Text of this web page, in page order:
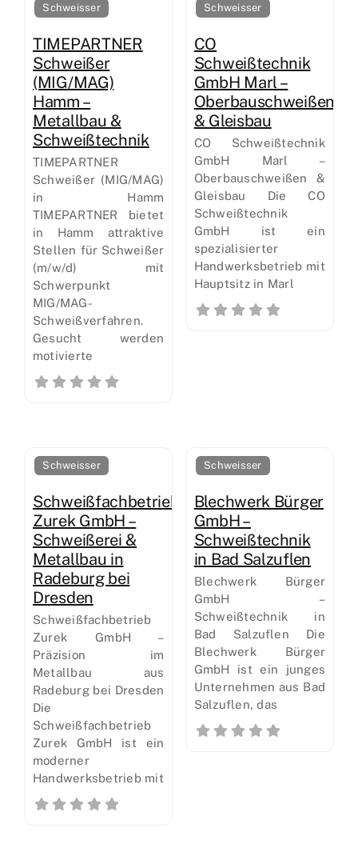
Schweisser
TIMEPARTNER
Schweißer
(MIG/MAG)
Hamm –
Metallbau &
Schweißtechnik
TIMEPARTNER
Schweißer (MIG/MAG)
in Hamm
TIMEPARTNER bietet
in Hamm attraktive
Stellen für Schweißer
(m/w/d) mit
Schwerpunkt
MIG/MAG-
Schweißverfahren.
Gesucht werden
motivierte
Schweisser
CO
Schweißtechnik
GmbH Marl –
Oberbauschweißen
& Gleisbau
CO Schweißtechnik
GmbH Marl –
Oberbauschweißen &
Gleisbau Die CO
Schweißtechnik
GmbH ist ein
spezialisierter
Handwerksbetrieb mit
Hauptsitz in Marl
Schweisser
Schweißfachbetrieb
Zurek GmbH –
Schweißerei &
Metallbau in
Radeburg bei
Dresden
Schweißfachbetrieb
Zurek GmbH –
Präzision im
Metallbau aus
Radeburg bei Dresden
Die
Schweißfachbetrieb
Zurek GmbH ist ein
moderner
Handwerksbetrieb mit
Schweisser
Blechwerk Bürger
GmbH –
Schweißtechnik
in Bad Salzuflen
Blechwerk Bürger
GmbH –
Schweißtechnik in
Bad Salzuflen Die
Blechwerk Bürger
GmbH ist ein junges
Unternehmen aus Bad
Salzuflen, das